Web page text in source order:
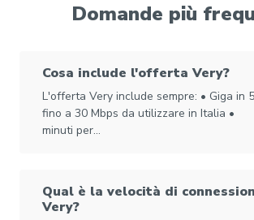
Domande più
Cosa include l'offerta Very?
L'offerta Very include sempre: • Giga in
fino a 30 Mbps da utilizzare in Italia •
minuti per…
Qual è la velocità di
Very?